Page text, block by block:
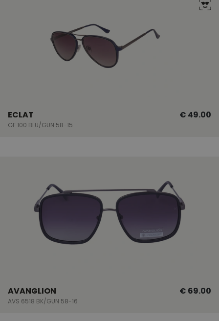
ECLAT
GF 100 BLU/GUN 58-15
€ 49.00
AVANGLION
AVS 6518 BK/GUN 58-16
€ 69.00